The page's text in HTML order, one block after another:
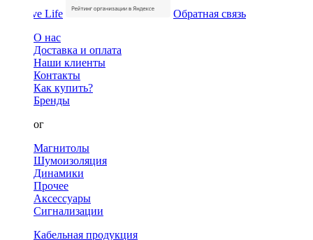
Обратная связь
О нас
Доставка и оплата
Наши клиенты
Контакты
Как купить?
Бренды
Каталог
Магнитолы
Шумоизоляция
Динамики
Прочее
Аксессуары
Сигнализации
Кабельная продукция